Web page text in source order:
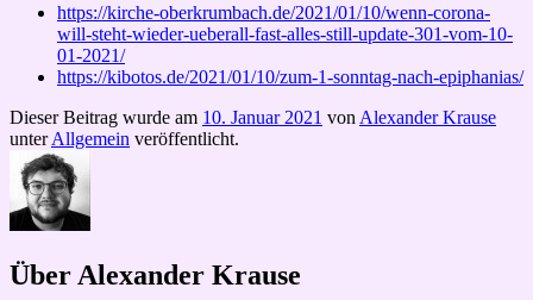
https://kirche-oberkrumbach.de/2021/01/10/wenn-corona-
will-steht-wieder-ueberall-fast-alles-still-update-301-vom-10-
01-2021/
https://kibotos.de/2021/01/10/zum-1-sonntag-nach-epiphanias/
Dieser Beitrag wurde am 10. Januar 2021 von Alexander Krause
unterAllgemein veröffentlicht.
Über Alexander Krause